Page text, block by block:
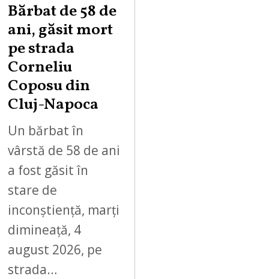
Bărbat de 58 de
ani, găsit mort
pe strada
Corneliu
Coposu din
Cluj-Napoca
Un bărbat în
vârstă de 58 de ani
a fost găsit în
stare de
inconștiență, marți
dimineață, 4
august 2026, pe
strada…